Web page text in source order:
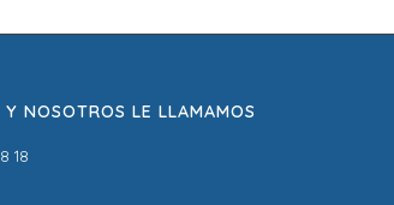
Y NOSOTROS LE LLAMAMOS
18